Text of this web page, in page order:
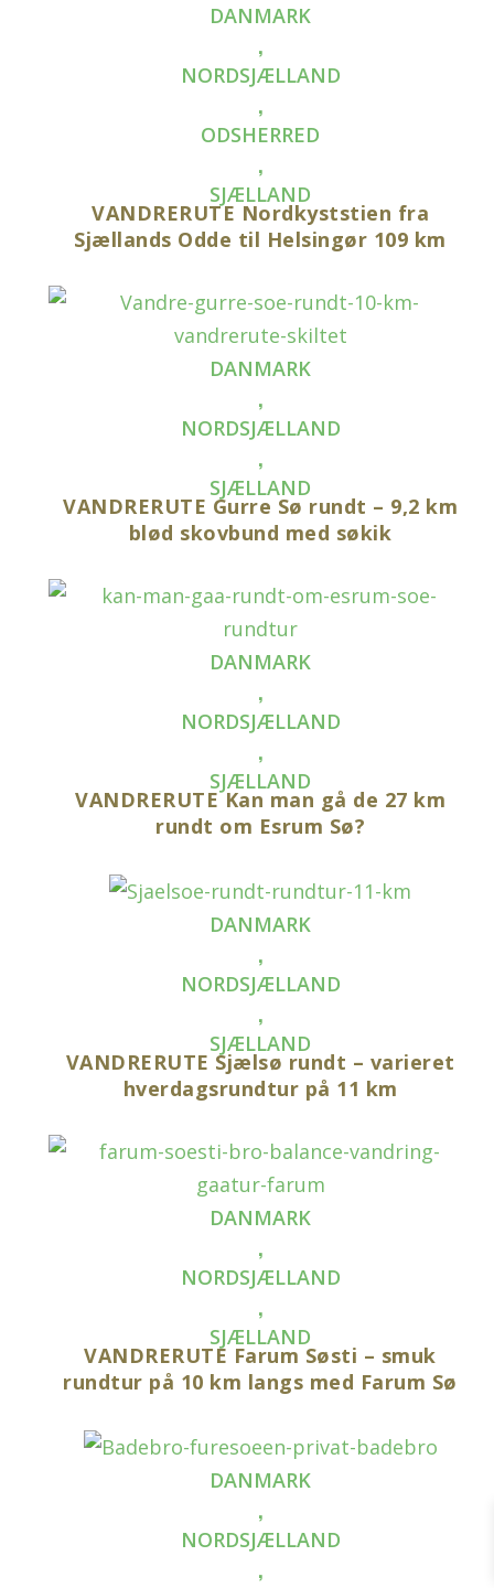
DANMARK
,
NORDSJÆLLAND
,
ODSHERRED
,
SJÆLLAND
VANDRERUTE Nordkyststien fra
Sjællands Odde til Helsingør 109 km
DANMARK
,
NORDSJÆLLAND
,
SJÆLLAND
VANDRERUTE Gurre Sø rundt – 9,2 km
blød skovbund med søkik
DANMARK
,
NORDSJÆLLAND
,
SJÆLLAND
VANDRERUTE Kan man gå de 27 km
rundt om Esrum Sø?
DANMARK
,
NORDSJÆLLAND
,
SJÆLLAND
VANDRERUTE Sjælsø rundt – varieret
hverdagsrundtur på 11 km
DANMARK
,
NORDSJÆLLAND
,
SJÆLLAND
VANDRERUTE Farum Søsti – smuk
rundtur på 10 km langs med Farum Sø
DANMARK
,
NORDSJÆLLAND
,